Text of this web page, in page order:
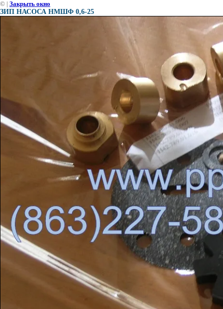
© | Закрыть окно
ЗИП НАСОСА НМШФ 0,6-25